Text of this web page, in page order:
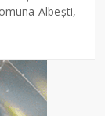
Albești,